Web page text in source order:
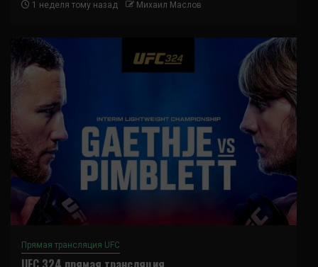
1 неделя тому назад Михаил Маслов
Прямая трансляция UFC